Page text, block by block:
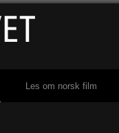
Les om norsk film